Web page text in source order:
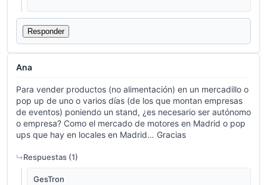
Responder
Ana
Para vender productos (no alimentación) en un mercadillo o
pop up de uno o varios días (de los que montan empresas
de eventos) poniendo un stand, ¿es necesario ser autónomo
o empresa? Como el mercado de motores en Madrid o pop
ups que hay en locales en Madrid… Gracias
Respuestas (1)
GesTron